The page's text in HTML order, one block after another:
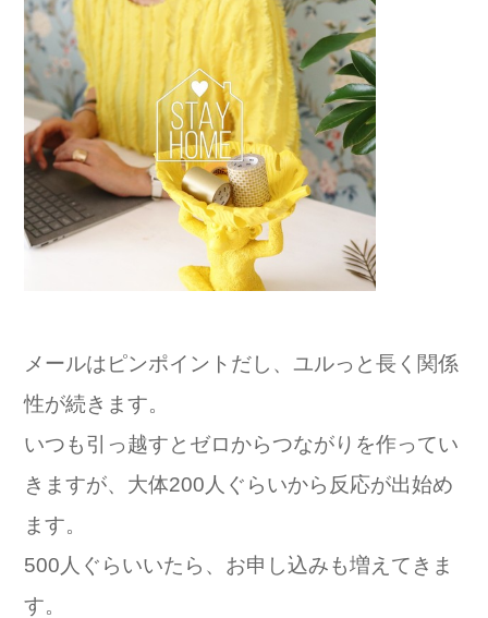
メールはピンポイントだし、ユルっと長く関係
性が続きます。
いつも引っ越すとゼロからつながりを作ってい
きますが、大体200人ぐらいから反応が出始め
ます。
500人ぐらいいたら、お申し込みも増えてきま
す。